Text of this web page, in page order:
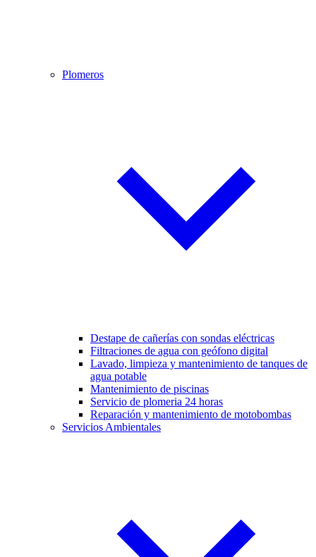
Plomeros
Destape de cañerías con sondas eléctricas
Filtraciones de agua con geófono digital
Lavado, limpieza y mantenimiento de tanques de
agua potable
Mantenimiento de piscinas
Servicio de plomeria 24 horas
Reparación y mantenimiento de motobombas
Servicios Ambientales